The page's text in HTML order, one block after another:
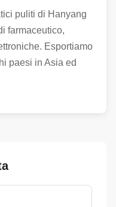
puliti di Hanyang
farmaceutico,
Esportiamo
paesi in Asia ed